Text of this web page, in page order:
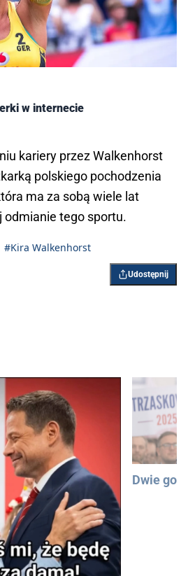
w internecie
kariery przez Walkenhorst
polskiego pochodzenia
ma za sobą wiele lat
tego sportu.
#Kira Walkenhorst
Udostępnij
Dwie